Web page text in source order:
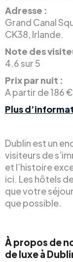
Adresse :
Grand Canal
CK38, Irlande.
Note des
4.6 sur 5
Prix par nuit :
A partir de 186 €
Plus
Dublin est un
visiteurs de
et l’histoire
ici. Les hôtels
que votre
que possible.
À propos de
de luxe à